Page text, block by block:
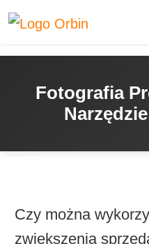
Fotografia
Czy można
zwiększenia